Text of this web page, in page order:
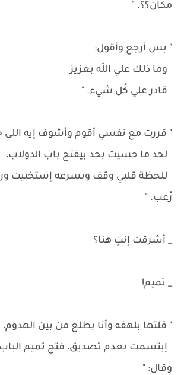
مكان؟؟. "
" بس أرجع وأقول:
وما ذلك علي اللّه بعزيز
قادر علي كُل شيء. "
" قررت مع نفسي أقوم وأشوف إيه
لحد ما حسيت بحد بيفتح باب الدولاب،
للحظة قلبي وقف وبسرعه إستخبيت
رُعب. "
_ أشرقت إنتِ هنا؟
_ تميم!
" قلتها بلهفه وأنا بطلع من بين الهدوم،
إبتسمت بعدم تصديق، فتح تميم
وقال: "